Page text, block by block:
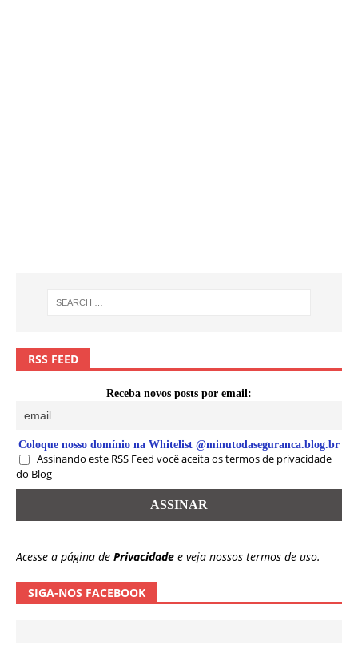
RSS FEED
Receba novos posts por email:
Coloque nosso domínio na Whitelist @minutodaseguranca.blog.br
Assinando este RSS Feed você aceita os termos de privacidade
do Blog
Acesse a página de Privacidade e veja nossos termos de uso.
SIGA-NOS FACEBOOK